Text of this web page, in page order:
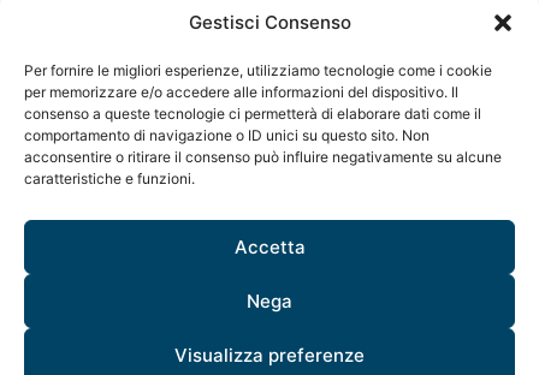
Gestisci Consenso
Per fornire le migliori esperienze, utilizziamo tecnologie come i cookie
per memorizzare e/o accedere alle informazioni del dispositivo. Il
consenso a queste tecnologie ci permetterà di elaborare dati come il
comportamento di navigazione o ID unici su questo sito. Non
acconsentire o ritirare il consenso può influire negativamente su alcune
caratteristiche e funzioni.
Accetta
Nega
Visualizza preferenze
info@mindfulvision.it
MindfulVision srl
“Società Benefit”
Via Monte Rosa 21, 20149, Milano
C.F. / P. IVA: 12706961005